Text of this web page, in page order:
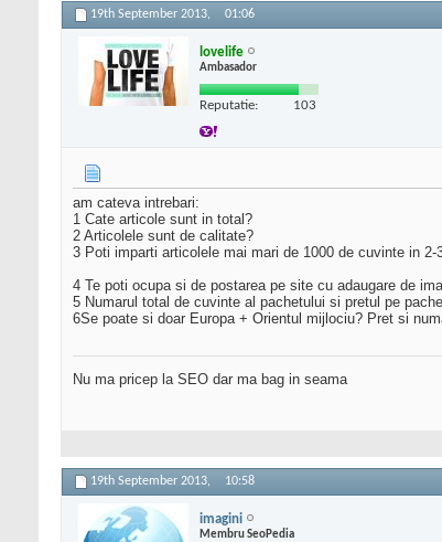
19th September 2013, 01:06
lovelife
Ambasador
Reputatie: 103
am cateva intrebari:
1 Cate articole sunt in total?
2 Articolele sunt de calitate?
3 Poti imparti articolele mai mari de 1000 de cuvinte in 2-
4 Te poti ocupa si de postarea pe site cu adaugare de
5 Numarul total de cuvinte al pachetului si pretul pe
6Se poate si doar Europa + Orientul mijlociu? Pret si
Nu ma pricep la SEO dar ma bag in seama
19th September 2013, 10:58
imagini
Membru SeoPedia